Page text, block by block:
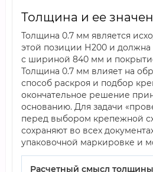
Толщина и ее
Толщина 0.7 мм является
этой позиции Н200 и должна
с шириной 840 мм и
Толщина 0.7 мм влияет на
способ раскроя и подбор
окончательное решение
основанию. Для задачи
перед выбором крепежной
сохраняют во всех
упаковочной маркировке и
Расчетный смысл